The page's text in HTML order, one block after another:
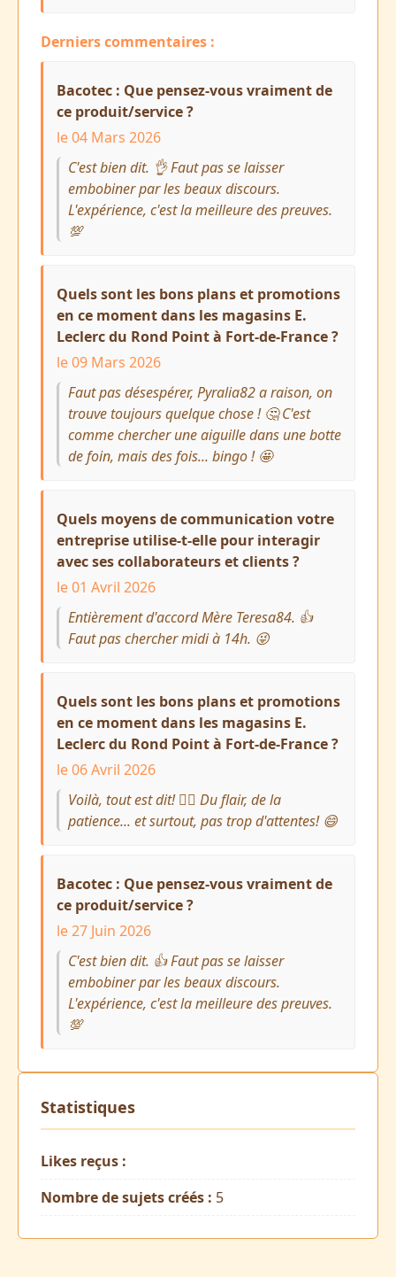
Derniers commentaires :
Bacotec : Que pensez-vous vraiment de
ce produit/service ?
le 04 Mars 2026
C'est bien dit. 👌 Faut pas se laisser
embobiner par les beaux discours.
L'expérience, c'est la meilleure des preuves.
💯
Quels sont les bons plans et promotions
en ce moment dans les magasins E.
Leclerc du Rond Point à Fort-de-France ?
le 09 Mars 2026
Faut pas désespérer, Pyralia82 a raison, on
trouve toujours quelque chose ! 🤔 C'est
comme chercher une aiguille dans une botte
de foin, mais des fois... bingo ! 🤩
Quels moyens de communication votre
entreprise utilise-t-elle pour interagir
avec ses collaborateurs et clients ?
le 01 Avril 2026
Entièrement d'accord Mère Teresa84. 👍
Faut pas chercher midi à 14h. 😜
Quels sont les bons plans et promotions
en ce moment dans les magasins E.
Leclerc du Rond Point à Fort-de-France ?
le 06 Avril 2026
Voilà, tout est dit! 🤷‍♂️ Du flair, de la
patience... et surtout, pas trop d'attentes! 😄
Bacotec : Que pensez-vous vraiment de
ce produit/service ?
le 27 Juin 2026
C'est bien dit. 👍 Faut pas se laisser
embobiner par les beaux discours.
L'expérience, c'est la meilleure des preuves.
💯
Statistiques
Likes reçus :
Nombre de sujets créés : 5